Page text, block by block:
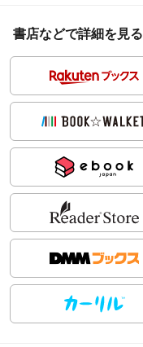
書店などで詳細を見る